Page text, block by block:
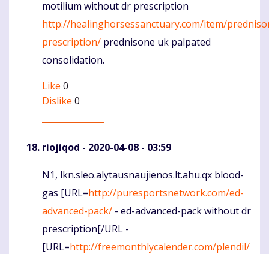
motilium without dr prescription
http://healinghorsessanctuary.com/item/
prescription/ prednisone uk palpated
consolidation.
Like 0
Dislike 0
riojiqod - 2020-04-08 - 03:59
Komentaras
N1, lkn.sleo.alytausnaujienos.lt.ahu.qx blood-
gas [URL=http://puresportsnetwork.com/ed-
advanced-pack/ - ed-advanced-pack without dr
prescription[/URL -
[URL=http://freemonthlycalender.com/plendil/